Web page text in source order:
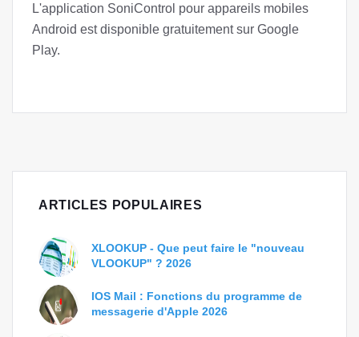
L'application SoniControl pour appareils mobiles
Android est disponible gratuitement sur Google
Play.
ARTICLES POPULAIRES
XLOOKUP - Que peut faire le "nouveau
VLOOKUP" ? 2026
IOS Mail : Fonctions du programme de
messagerie d'Apple 2026